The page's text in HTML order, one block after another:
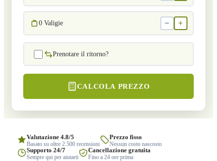
0 Valigie − +
Prenotare il ritorno?
CALCOLA PREZZO
Valutazione 4.8/5
Basato su oltre 2.500 recensioni
Prezzo fisso
Nessun costo nascosto
Supporto 24/7
Sempre qui per aiutarti
Cancellazione gratuita
Fino a 24 ore prima